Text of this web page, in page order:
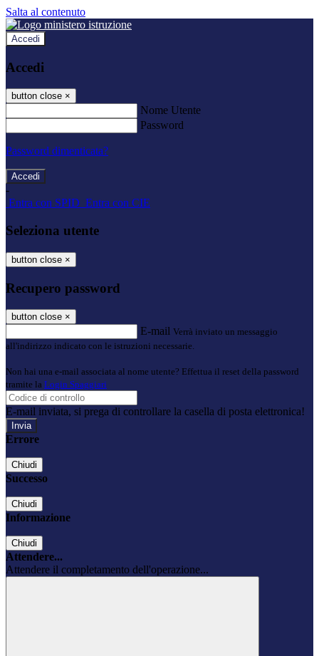
Salta al contenuto
Accedi
Accedi
button close ×
Nome Utente
Password
Password dimenticata?
-
Entra con SPID Entra con CIE
Seleziona utente
button close ×
Recupero password
button close ×
E-mail Verrà inviato un messaggio
all'indirizzo indicato con le istruzioni necessarie.
Non hai una e-mail associata al nome utente? Effettua il reset della password
tramite la Login Spaggiari
E-mail inviata, si prega di controllare la casella di posta elettronica!
Errore
Chiudi
Successo
Chiudi
Informazione
Chiudi
Attendere...
Attendere il completamento dell'operazione...